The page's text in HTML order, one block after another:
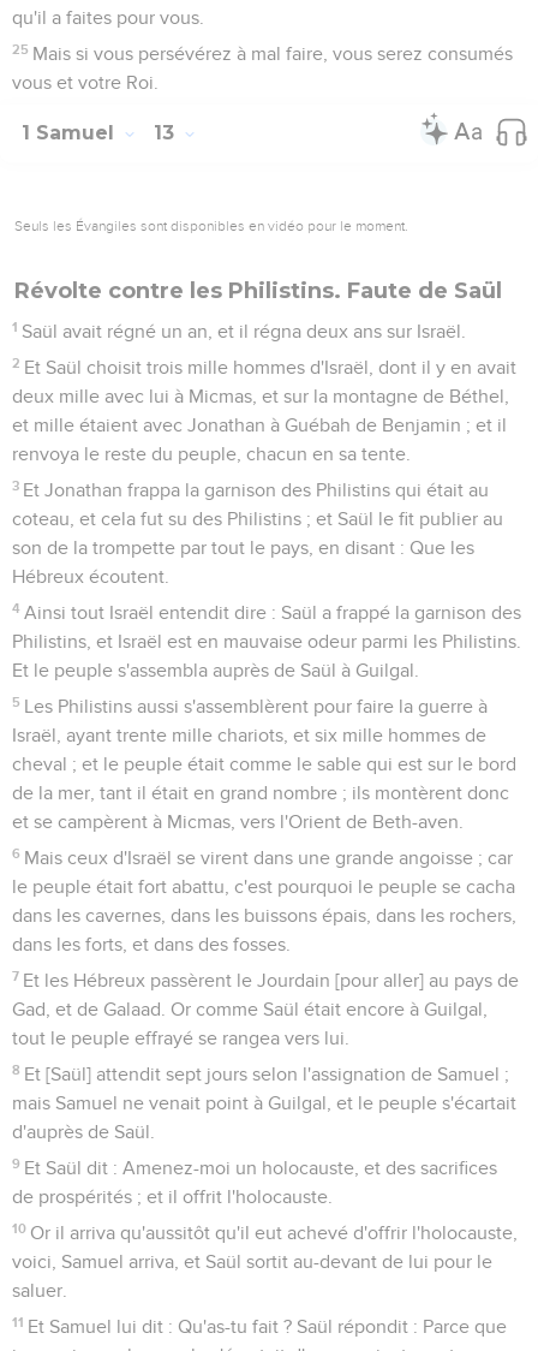
qu'il a faites pour vous.
25 Mais si vous persévérez à mal faire, vous serez consumés
vous et votre Roi.
1 Samuel 13
Seuls les Évangiles sont disponibles en vidéo pour le moment.
Révolte contre les Philistins. Faute de Saül
1 Saül avait régné un an, et il régna deux ans sur Israël.
2 Et Saül choisit trois mille hommes d'Israël, dont il y en avait
deux mille avec lui à Micmas, et sur la montagne de Béthel,
et mille étaient avec Jonathan à Guébah de Benjamin ; et il
renvoya le reste du peuple, chacun en sa tente.
3 Et Jonathan frappa la garnison des Philistins qui était au
coteau, et cela fut su des Philistins ; et Saül le fit publier au
son de la trompette par tout le pays, en disant : Que les
Hébreux écoutent.
4 Ainsi tout Israël entendit dire : Saül a frappé la garnison des
Philistins, et Israël est en mauvaise odeur parmi les Philistins.
Et le peuple s'assembla auprès de Saül à Guilgal.
5 Les Philistins aussi s'assemblèrent pour faire la guerre à
Israël, ayant trente mille chariots, et six mille hommes de
cheval ; et le peuple était comme le sable qui est sur le bord
de la mer, tant il était en grand nombre ; ils montèrent donc
et se campèrent à Micmas, vers l'Orient de Beth-aven.
6 Mais ceux d'Israël se virent dans une grande angoisse ; car
le peuple était fort abattu, c'est pourquoi le peuple se cacha
dans les cavernes, dans les buissons épais, dans les rochers,
dans les forts, et dans des fosses.
7 Et les Hébreux passèrent le Jourdain [pour aller] au pays de
Gad, et de Galaad. Or comme Saül était encore à Guilgal,
tout le peuple effrayé se rangea vers lui.
8 Et [Saül] attendit sept jours selon l'assignation de Samuel ;
mais Samuel ne venait point à Guilgal, et le peuple s'écartait
d'auprès de Saül.
9 Et Saül dit : Amenez-moi un holocauste, et des sacrifices
de prospérités ; et il offrit l'holocauste.
10 Or il arriva qu'aussitôt qu'il eut achevé d'offrir l'holocauste,
voici, Samuel arriva, et Saül sortit au-devant de lui pour le
saluer.
11 Et Samuel lui dit : Qu'as-tu fait ? Saül répondit : Parce que